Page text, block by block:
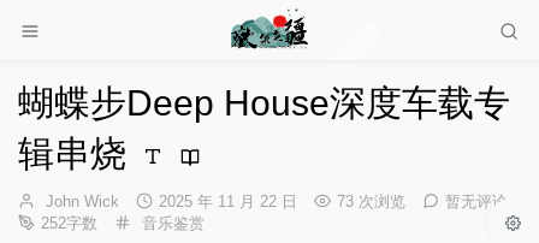
蝴蝶步Deep House深度车载专
辑串烧
博
主：
John Wick
发
布
2025 年 11 月 22 日 73 次浏览
暂无评论
252字数
分
音乐鉴赏